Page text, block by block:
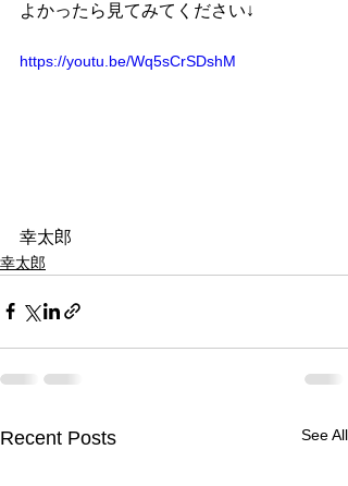
よかったら見てみてください↓
https://youtu.be/Wq5sCrSDshM
幸太郎
幸太郎
Recent Posts See All